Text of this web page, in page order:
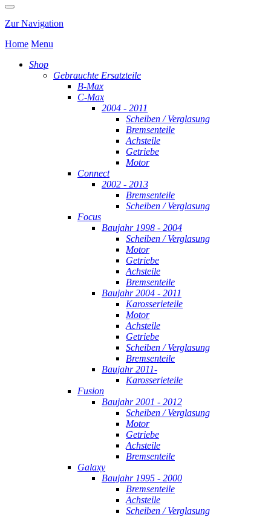
Zur Navigation
Home Menu
Shop
Gebrauchte Ersatzteile
B-Max
C-Max
2004 - 2011
Scheiben / Verglasung
Bremsenteile
Achsteile
Getriebe
Motor
Connect
2002 - 2013
Bremsenteile
Scheiben / Verglasung
Focus
Baujahr 1998 - 2004
Scheiben / Verglasung
Motor
Getriebe
Achsteile
Bremsenteile
Baujahr 2004 - 2011
Karosserieteile
Motor
Achsteile
Getriebe
Scheiben / Verglasung
Bremsenteile
Baujahr 2011-
Karosserieteile
Fusion
Baujahr 2001 - 2012
Scheiben / Verglasung
Motor
Getriebe
Achsteile
Bremsenteile
Galaxy
Baujahr 1995 - 2000
Bremsenteile
Achsteile
Scheiben / Verglasung